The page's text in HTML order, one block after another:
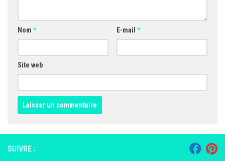
Nom * E-mail *
Site web
SUIVRE :